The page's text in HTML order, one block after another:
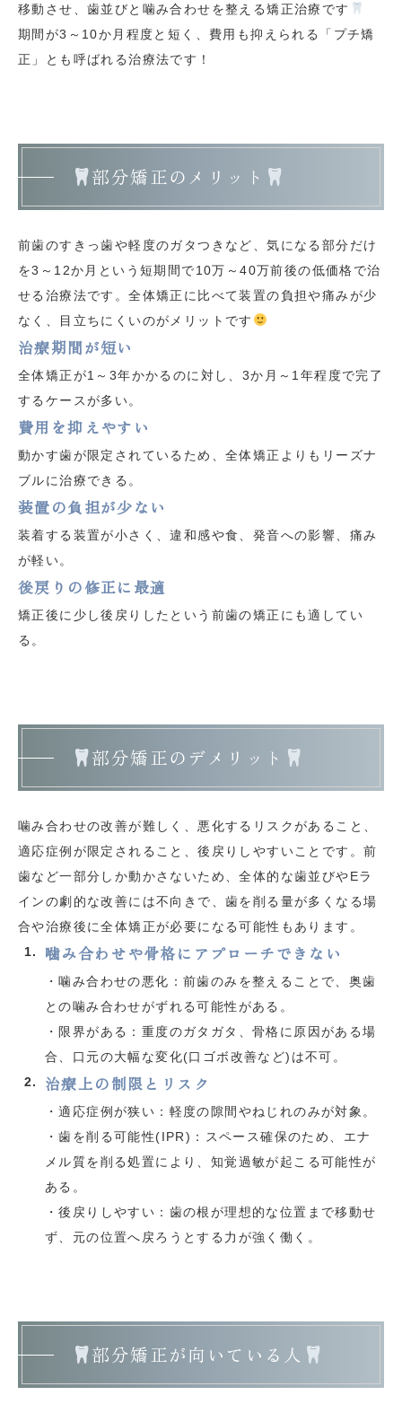
移動させ、歯並びと噛み合わせを整える矯正治療です
期間が3～10か月程度と短く、費用も抑えられる「プチ矯
正」とも呼ばれる治療法です！
部分矯正のメリット
前歯のすきっ歯や軽度のガタつきなど、気になる部分だけ
を3～12か月という短期間で10万～40万前後の低価格で治
せる治療法です。全体矯正に比べて装置の負担や痛みが少
なく、目立ちにくいのがメリットです
治療期間が短い
全体矯正が1～3年かかるのに対し、3か月～1年程度で完了
するケースが多い。
費用を抑えやすい
動かす歯が限定されているため、全体矯正よりもリーズナ
ブルに治療できる。
装置の負担が少ない
装着する装置が小さく、違和感や食、発音への影響、痛み
が軽い。
後戻りの修正に最適
矯正後に少し後戻りしたという前歯の矯正にも適してい
る。
部分矯正のデメリット
噛み合わせの改善が難しく、悪化するリスクがあること、
適応症例が限定されること、後戻りしやすいことです。前
歯など一部分しか動かさないため、全体的な歯並びやEラ
インの劇的な改善には不向きで、歯を削る量が多くなる場
合や治療後に全体矯正が必要になる可能性もあります。
噛み合わせや骨格にアプローチできない
・噛み合わせの悪化：前歯のみを整えることで、奥歯
との噛み合わせがずれる可能性がある。
・限界がある：重度のガタガタ、骨格に原因がある場
合、口元の大幅な変化(口ゴボ改善など)は不可。
治療上の制限とリスク
・適応症例が狭い：軽度の隙間やねじれのみが対象。
・歯を削る可能性(IPR)：スペース確保のため、エナ
メル質を削る処置により、知覚過敏が起こる可能性が
ある。
・後戻りしやすい：歯の根が理想的な位置まで移動せ
ず、元の位置へ戻ろうとする力が強く働く。
部分矯正が向いている人